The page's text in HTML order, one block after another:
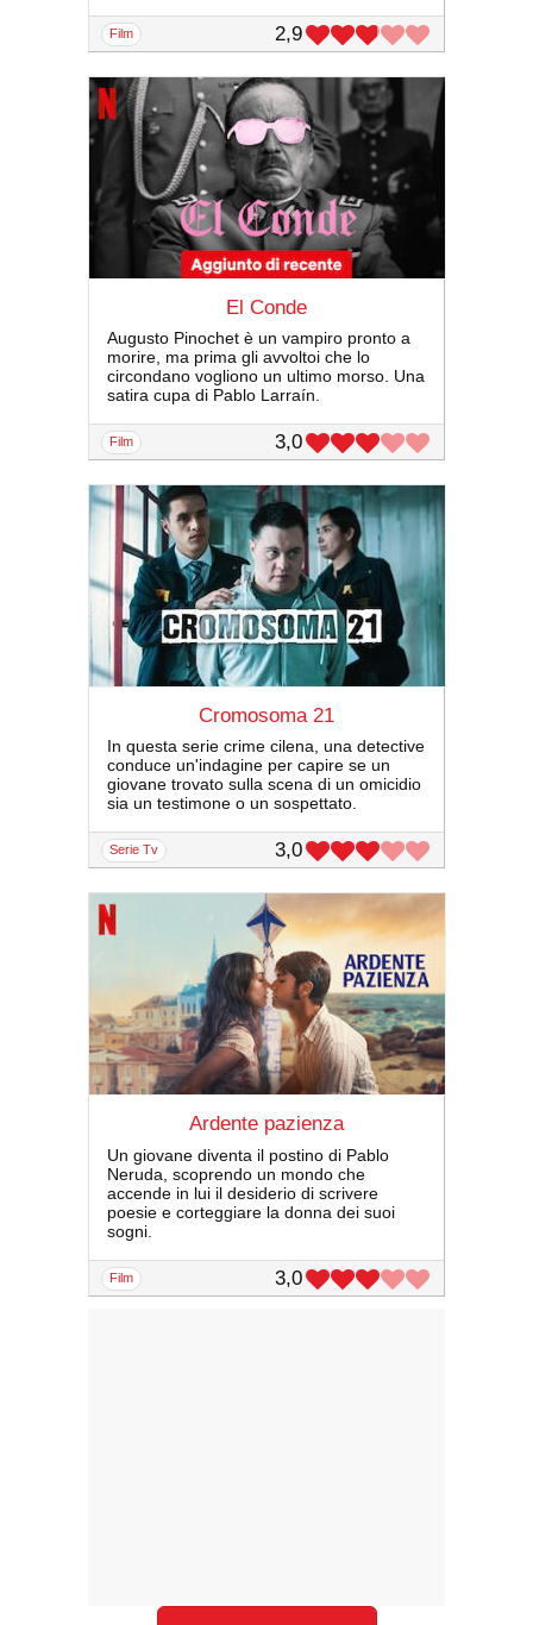
film 2,9
El Conde
Augusto Pinochet è un vampiro pronto a
morire, ma prima gli avvoltoi che lo
circondano vogliono un ultimo morso. Una
satira cupa di Pablo Larraín.
film 3,0
Cromosoma 21
In questa serie crime cilena, una detective
conduce un'indagine per capire se un
giovane trovato sulla scena di un omicidio
sia un testimone o un sospettato.
serie Tv 3,0
Ardente pazienza
Un giovane diventa il postino di Pablo
Neruda, scoprendo un mondo che
accende in lui il desiderio di scrivere
poesie e corteggiare la donna dei suoi
sogni.
film 3,0